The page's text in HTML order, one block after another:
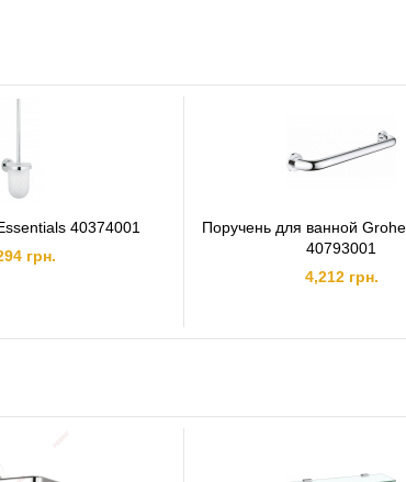
перекладин:
40374001
грн.
Поручень для ванной
40793001
4,212 грн.